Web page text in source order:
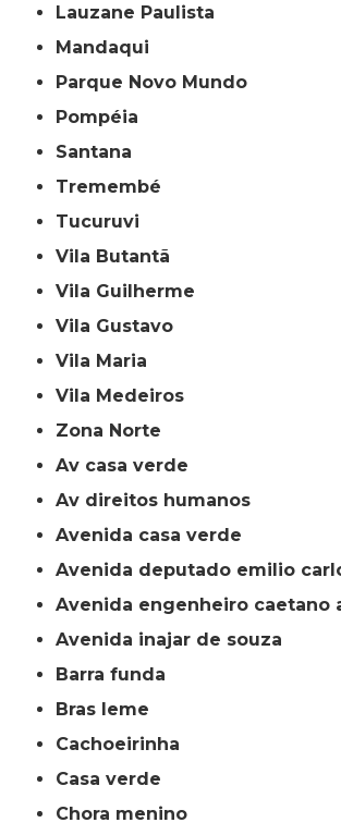
Lauzane Paulista
Mandaqui
Parque Novo Mundo
Pompéia
Santana
Tremembé
Tucuruvi
Vila Butantã
Vila Guilherme
Vila Gustavo
Vila Maria
Vila Medeiros
Zona Norte
av casa verde
av direitos humanos
avenida casa verde
avenida deputado emilio
avenida engenheiro caetano
avenida inajar de souza
barra funda
bras leme
cachoeirinha
casa verde
chora menino